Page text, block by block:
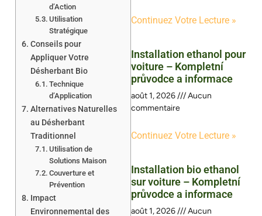
d’Action
Utilisation
Stratégique
Conseils pour
Appliquer Votre
Désherbant Bio
Technique
d’Application
Alternatives Naturelles
au Désherbant
Traditionnel
Utilisation de
Solutions Maison
Couverture et
Prévention
Impact
Environnemental des
Continuez Votre Lecture »
Installation ethanol pour
voiture – Kompletní
průvodce a informace
août 1, 2026
Aucun
commentaire
Continuez Votre Lecture »
Installation bio ethanol
sur voiture – Kompletní
průvodce a informace
août 1, 2026
Aucun